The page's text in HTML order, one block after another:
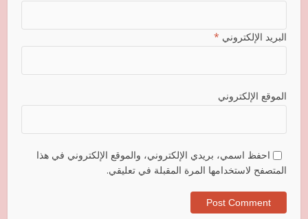
البريد الإلكتروني *
الموقع الإلكتروني
احفظ اسمي، بريدي الإلكتروني، والموقع الإلكتروني في هذا
المتصفح لاستخدامها المرة المقبلة في تعليقي.